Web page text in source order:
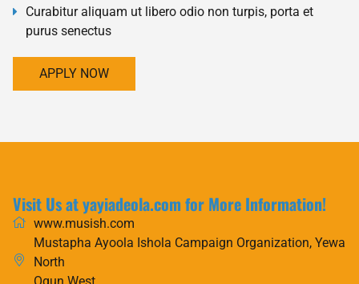
Curabitur aliquam ut libero odio non turpis, porta et
purus senectus
APPLY NOW
Visit Us at yayiadeola.com for More Information!
www.musish.com
Mustapha Ayoola Ishola Campaign Organization, Yewa
North